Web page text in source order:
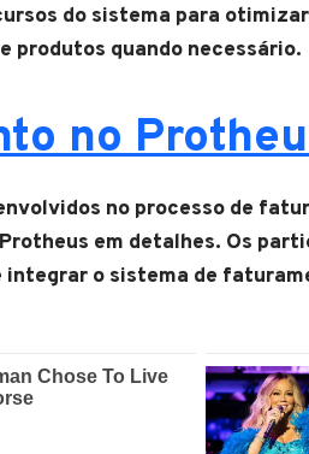
do sistema para
produtos quando necessário.
no
no processo de
em detalhes. Os
o sistema de